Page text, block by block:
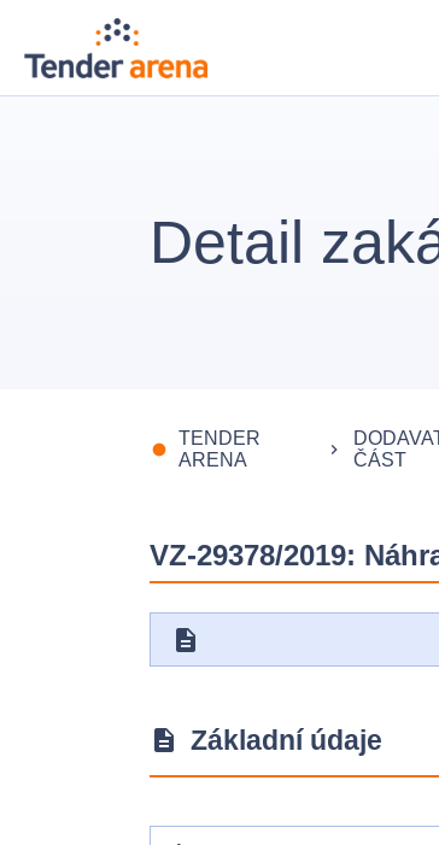
Detail
fiber_manual_record
TENDER
ARENA
keyboard_arrow_right
ČÁST
VZ-29378/2019:
description
description Základní údaje